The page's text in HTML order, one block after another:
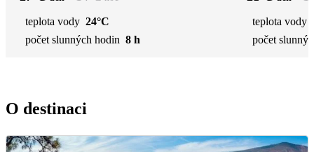
teplota vody 24°C
počet slunných hodin 8 h
teplota vody
počet
O destinaci